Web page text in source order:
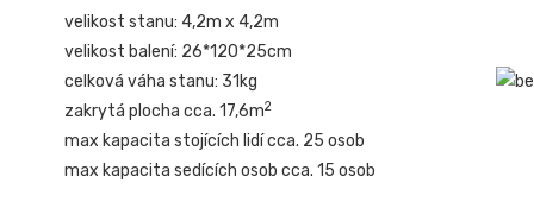
velikost stanu: 4,2m x 4,2m
velikost balení: 26*120*25cm
celková váha stanu: 31kg
zakrytá plocha cca. 17,6m2
max kapacita stojících lidí cca. 25 osob
max kapacita sedících osob cca. 15 osob